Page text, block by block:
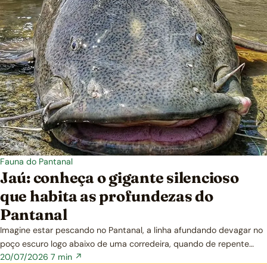
Fauna do Pantanal
Jaú: conheça o gigante silencioso
que habita as profundezas do
Pantanal
Imagine estar pescando no Pantanal, a linha afundando devagar no
poço escuro logo abaixo de uma corredeira, quando de repente…
20/07/2026 7 min ↗